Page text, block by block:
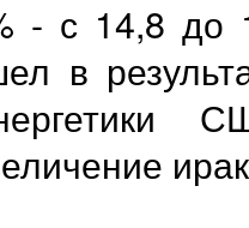
- с 14,8 до
в